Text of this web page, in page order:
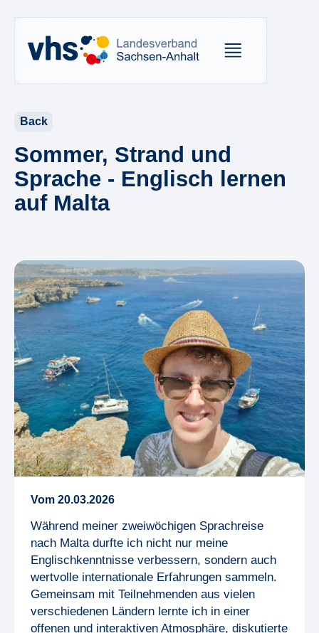
Back
Sommer, Strand und
Sprache - Englisch lernen
auf Malta
Vom20.03.2026
Während meiner zweiwöchigen Sprachreise
nach Malta durfte ich nicht nur meine
Englischkenntnisse verbessern, sondern auch
wertvolle internationale Erfahrungen sammeln.
Gemeinsam mit Teilnehmenden aus vielen
verschiedenen Ländern lernte ich in einer
offenen und interaktiven Atmosphäre, diskutierte